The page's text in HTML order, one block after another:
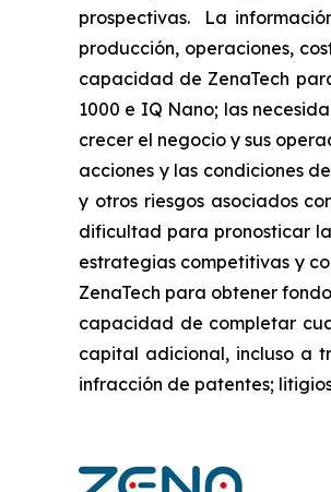
prospectivas. La
producción, operaciones,
capacidad de ZenaTech
1000 e IQ Nano; las
crecer el negocio y sus
acciones y las condiciones
y otros riesgos asociados
dificultad para pronosticar
estrategias competitivas y
ZenaTech para obtener
capacidad de completar
capital adicional, incluso a
infracción de patentes;